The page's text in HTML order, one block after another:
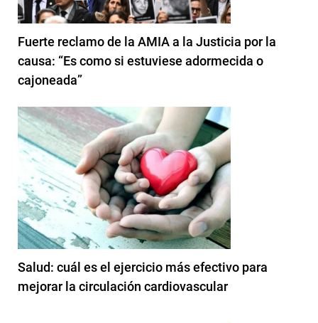
Fuerte reclamo de la AMIA a la Justicia por la
causa: “Es como si estuviese adormecida o
cajoneada”
Salud: cuál es el ejercicio más efectivo para
mejorar la circulación cardiovascular